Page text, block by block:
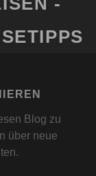
Blog zu
über neue